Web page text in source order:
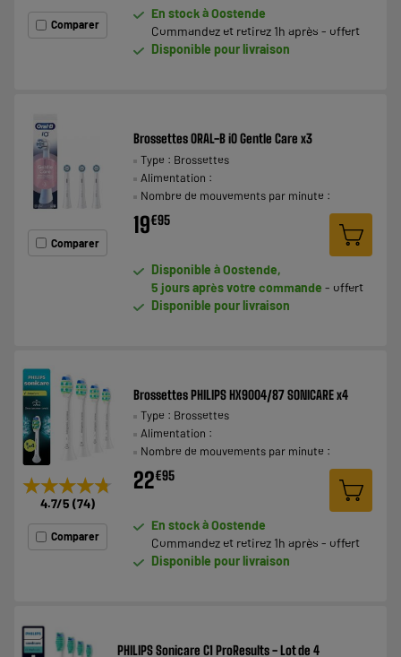
Comparer
En stock à Oostende
Commandez et retirez 1h après - offert
Disponible pour livraison
Comparer
Brossettes ORAL-B iO Gentle Care x3
Type : Brossettes
Alimentation :
Nombre de mouvements par minute :
19€95
Disponible à Oostende,
5 jours après votre commande - offert
Disponible pour livraison
★★★★★
★★★★★
4.7/5 (74)
Comparer
Brossettes PHILIPS HX9004/87 SONICARE x4
Type : Brossettes
Alimentation :
Nombre de mouvements par minute :
22€95
En stock à Oostende
Commandez et retirez 1h après - offert
Disponible pour livraison
PHILIPS Sonicare C1 ProResults - Lot de 4